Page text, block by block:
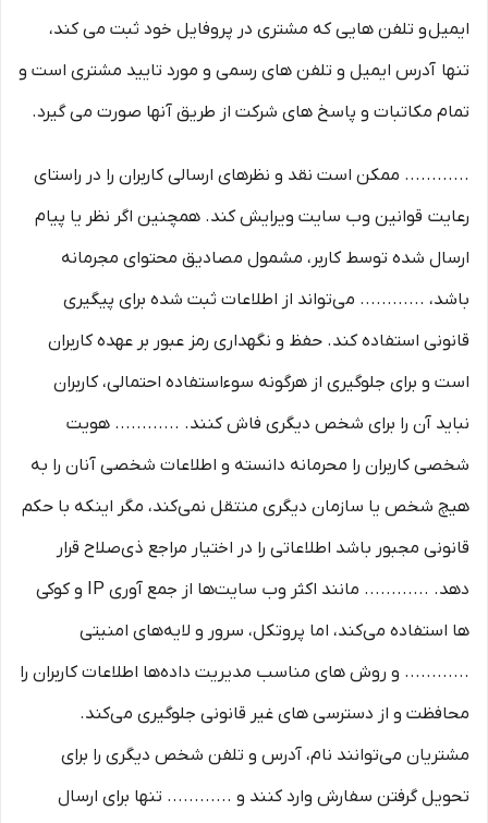
ایمیل و تلفن هایی که مشتری در پروفایل خود ثبت می­ کند،
تنها آدرس ایمیل و تلفن­ های رسمی و مورد تایید مشتری است و
تمام مکاتبات و پاسخ های شرکت از طریق آنها صورت می گیرد.
............ ممکن است نقد و نظرهای ارسالی کاربران را در راستای
رعایت قوانین وب سایت ویرایش کند. همچنین اگر نظر یا پیام
ارسال شده توسط کاربر، مشمول مصادیق محتوای مجرمانه
باشد، ............ می‌تواند از اطلاعات ثبت شده برای پیگیری
قانونی استفاده کند. حفظ و نگهداری رمز عبور بر عهده کاربران
است و برای جلوگیری از هرگونه سوءاستفاده احتمالی، کاربران
نباید آن را برای شخص دیگری فاش کنند. ............ هویت
شخصی کاربران را محرمانه دانسته و اطلاعات شخصی آنان را به
هیچ شخص یا سازمان دیگری منتقل نمی‌کند، مگر اینکه با حکم
قانونی مجبور باشد اطلاعاتی را در اختیار مراجع ذی‌صلاح قرار
دهد. ............ مانند اکثر وب سایت‌ها از جمع آوری IP و کوکی
‌ها استفاده می‌کند، اما پروتکل، سرور و لایه‌های امنیتی
............ و روش‌ های مناسب مدیریت داده‌ها اطلاعات کاربران را
محافظت و از دسترسی‌ های غیر قانونی جلوگیری می‌کند.
مشتریان می‌توانند نام، آدرس و تلفن شخص دیگری را برای
تحویل گرفتن سفارش وارد کنند و ............ تنها برای ارسال